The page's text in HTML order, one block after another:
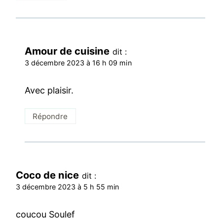
Amour de cuisine dit :
3 décembre 2023 à 16 h 09 min
Avec plaisir.
Répondre
Coco de nice dit :
3 décembre 2023 à 5 h 55 min
coucou Soulef